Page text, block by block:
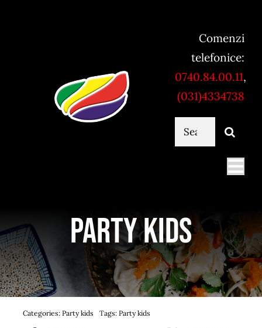
Comenzi
telefonice:
0740.84.00.11,
(031)4334738
Cautare...
Servicii catering
Bufet suedez si Coffee Break
Party kids
Categories: Party kids Tags: Party kids